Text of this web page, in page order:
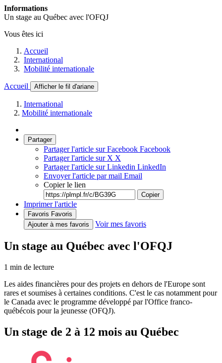
Informations
Un stage au Québec avec l'OFQJ
Vous êtes ici
Accueil
International
Mobilité internationale
Accueil Afficher le fil d'ariane
International
Mobilité internationale
Partager
Partager l'article sur Facebook Facebook
Partager l'article sur X X
Partager l'article sur Linkedin LinkedIn
Envoyer l'article par mail Email
Copier le lien
Copier
Imprimer l'article
Favoris Favoris
Ajouter à mes favoris
Voir mes favoris
Un stage au Québec avec l'OFQJ
1 min de lecture
Les aides financières pour des projets en dehors de l'Europe sont
rares et soumises à certaines conditions. C'est le cas notamment pour
le Canada avec le programme développé par l'Office franco-
québécois pour la jeunesse (OFQJ).
Un stage de 2 à 12 mois au Québec